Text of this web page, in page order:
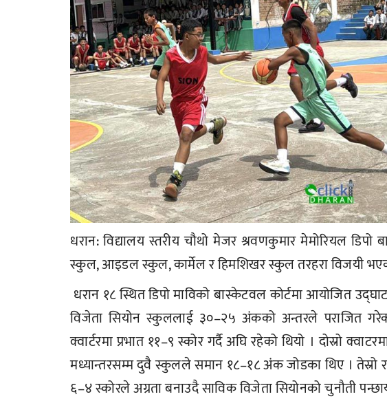
धरान: विद्यालय स्तरीय चौथो मेजर श्रवणकुमार मेमोरियल डिपो
स्कुल, आइडल स्कुल, कार्मेल र हिमशिखर स्कुल तरहरा विजयी
धरान १८ स्थित डिपो माविको बास्केटवल कोर्टमा आयोजित
विजेता सियोन स्कुललाई ३०–२५ अंकको अन्तरले पराजित
क्वार्टरमा प्रभात ११–९ स्कोर गर्दै अघि रहेको थियो । दोस्रो
मध्यान्तरसम्म दुवै स्कुलले समान १८–१८ अंक जोडका थिए । तेस्रो
६–४ स्कोरले अग्रता बनाउदै साविक विजेता सियोनको चुनौती